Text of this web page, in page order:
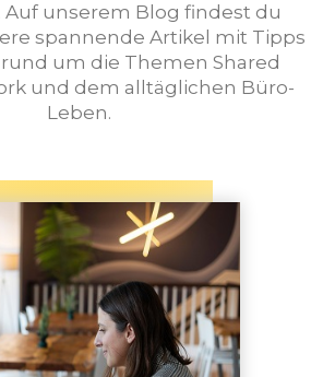
unserem Blog findest du
spannende Artikel mit Tipps
um die Themen Shared
und dem alltäglichen Büro-
Leben.